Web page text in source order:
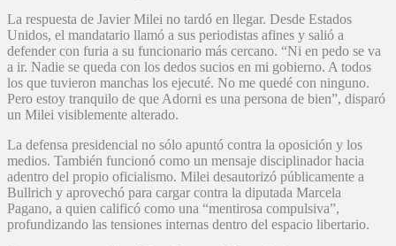
La respuesta de Javier Milei no tardó en llegar. Desde Estados
Unidos, el mandatario llamó a sus periodistas afines y salió a
defender con furia a su funcionario más cercano. “Ni en pedo se va
a ir. Nadie se queda con los dedos sucios en mi gobierno. A todos
los que tuvieron manchas los ejecuté. No me quedé con ninguno.
Pero estoy tranquilo de que Adorni es una persona de bien”, disparó
un Milei visiblemente alterado.
La defensa presidencial no sólo apuntó contra la oposición y los
medios. También funcionó como un mensaje disciplinador hacia
adentro del propio oficialismo. Milei desautorizó públicamente a
Bullrich y aprovechó para cargar contra la diputada Marcela
Pagano, a quien calificó como una “mentirosa compulsiva”,
profundizando las tensiones internas dentro del espacio libertario.